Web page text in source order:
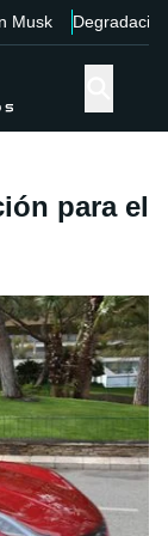
Musk Degradación
para el